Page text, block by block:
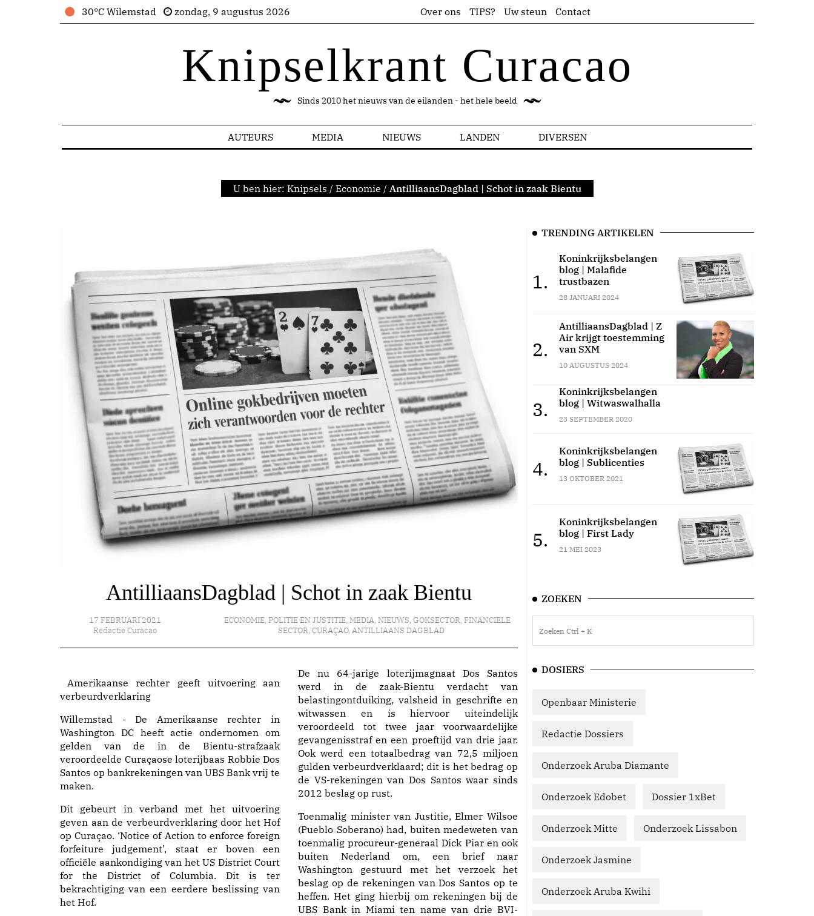
30°C Wilemstad zondag, 9 augustus 2026 Over ons TIPS? Uw steun Contact
Knipselkrant Curacao
Sinds 2010 het nieuws van de eilanden - het hele beeld
AUTEURS MEDIA NIEUWS LANDEN DIVERSEN
U ben hier: Knipsels / Economie / AntilliaansDagblad | Schot in zaak Bientu
AntilliaansDagblad | Schot in zaak Bientu
17 FEBRUARI 2021
Redactie Curacao
ECONOMIE,POLITIE EN JUSTITIE,MEDIA,NIEUWS,GOKSECTOR,FINANCIELE
SECTOR,CURAÇAO,ANTILLIAANS DAGBLAD
Amerikaanse rechter geeft uitvoering aan
verbeurdverklaring
Willemstad - De Amerikaanse rechter in
Washington DC heeft actie ondernomen om
gelden van de in de Bientu-strafzaak
veroordeelde Curaçaose loterijbaas Robbie Dos
Santos op bankrekeningen van UBS Bank vrij te
maken.
Dit gebeurt in verband met het uitvoering
geven aan de verbeurdverklaring door het Hof
op Curaçao. ‘Notice of Action to enforce foreign
forfeiture judgement’, staat er boven een
officiële aankondiging van het US District Court
for the District of Columbia. Dit is ter
bekrachtiging van een eerdere beslissing van
het Hof.
De nu 64-jarige loterijmagnaat Dos Santos
werd in de zaak-Bientu verdacht van
belastingontduiking, valsheid in geschrifte en
witwassen en is hiervoor uiteindelijk
veroordeeld tot twee jaar voorwaardelijke
gevangenisstraf en een proeftijd van drie jaar.
Ook werd een totaalbedrag van 72,5 miljoen
gulden verbeurdverklaard; dit is het bedrag op
de VS-rekeningen van Dos Santos waar sinds
2012 beslag op rust.
Toenmalig minister van Justitie, Elmer Wilsoe
(Pueblo Soberano) had, buiten medeweten van
toenmalig procureur-generaal Dick Piar en ook
buiten Nederland om, een brief naar
Washington gestuurd met het verzoek het
beslag op de rekeningen van Dos Santos op te
heffen. Het ging hierbij om rekeningen bij de
UBS Bank in Miami ten name van drie BVI-
TRENDING ARTIKELEN
1.
Koninkrijksbelangen
blog | Malafide
trustbazen
28 JANUARI 2024
2.
AntilliaansDagblad | Z
Air krijgt toestemming
van SXM
10 AUGUSTUS 2024
3.
Koninkrijksbelangen
blog | Witwaswalhalla
23 SEPTEMBER 2020
4.
Koninkrijksbelangen
blog | Sublicenties
13 OKTOBER 2021
5.
Koninkrijksbelangen
blog | First Lady
21 MEI 2023
ZOEKEN
DOSIERS
Openbaar Ministerie
Redactie Dossiers
Onderzoek Aruba Diamante
Onderzoek Edobet Dossier 1xBet
Onderzoek Mitte Onderzoek Lissabon
Onderzoek Jasmine
Onderzoek Aruba Kwihi